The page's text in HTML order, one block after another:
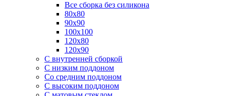
Все сборка без силикона
80х80
90х90
100х100
120х80
120х90
С внутренней сборкой
C низким поддоном
Со средним поддоном
С высоким поддоном